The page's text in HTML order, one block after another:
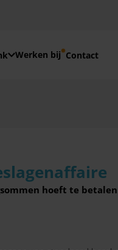
Werken bij Contact
hoeft te